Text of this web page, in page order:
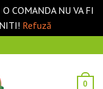
COMANDA NU VA FI
Refuză
0